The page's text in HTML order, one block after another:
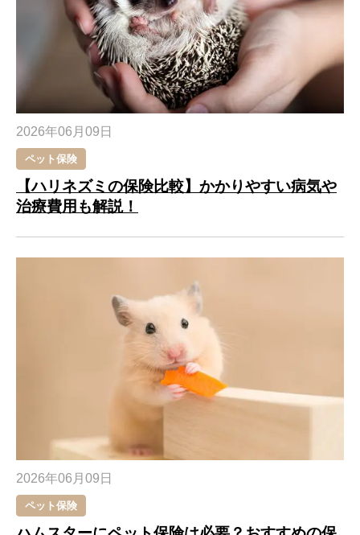
2026年06月09日
ペット保険
【ハリネズミの保険比較】かかりやすい病気や
治療費用も解説！
2026年06月09日
ペット保険